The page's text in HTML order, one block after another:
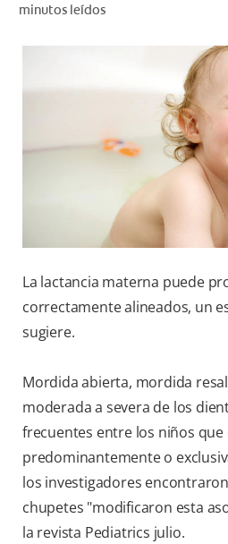
minutos leídos
La lactancia materna puede
correctamente alineados, un
sugiere.
Mordida abierta, mordida
moderada a severa de los
frecuentes entre los niños que
predominantemente o
los investigadores
chupetes "modificaron esta
la revista Pediatrics julio.